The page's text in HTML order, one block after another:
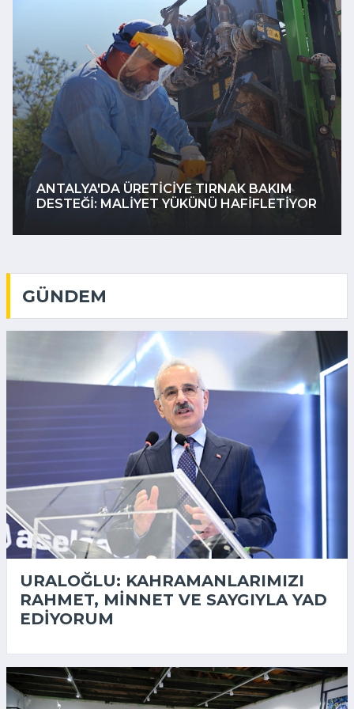
ÇAYIROVA’DA BILGI EVI VE AILE SAĞLIĞI
MERKEZI PROJESI'NDE BETONARME
INŞAAT TAMAMLANDI
GÜNDEM
URALOĞLU: KAHRAMANLARIMIZI
RAHMET, MINNET VE SAYGIYLA YAD
EDIYORUM